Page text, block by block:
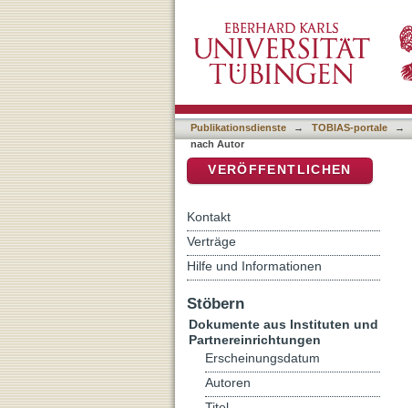
Publikationsdienste → TOBIAS-portale →
nach Autor
VERÖFFENTLICHEN
Kontakt
Verträge
Hilfe und Informationen
Stöbern
Dokumente aus Instituten und
Partnereinrichtungen
Erscheinungsdatum
Autoren